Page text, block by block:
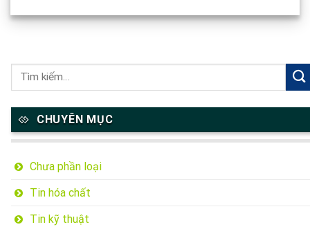
CHUYÊN MỤC
Chưa phần loại
Tin hóa chất
Tin kỹ thuật